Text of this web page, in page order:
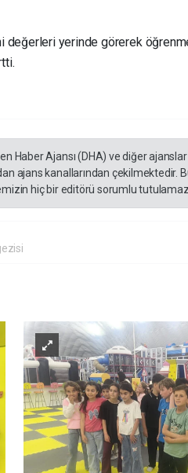
yerinde görerek
Haber Ajansı (DHA) ve diğer
ajans kanallarından çekilmektedir.
hiç bir editörü sorumlu